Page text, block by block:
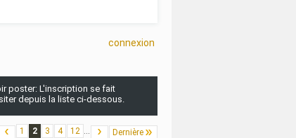
connexion
poster: L'inscription se fait
depuis la liste ci-dessous.
1 2 3 4 12 ...
Dernière